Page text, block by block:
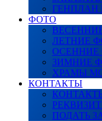
ГЕНПЛАН
ФОТО
ЛЕТНИЕ
ОСЕННИЕ
ЗИМНИЕ
ХРАМЫ
КОНТАКТЫ
ПОДАТЬ